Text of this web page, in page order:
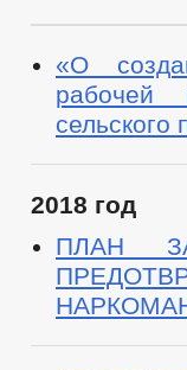
«О
рабочей
сельского
2018 год
ПЛАН